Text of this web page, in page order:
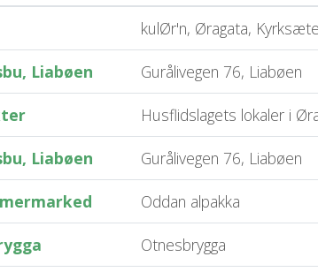
kulØr'n, Øragata,
Liabøen Gurålivegen 76, Liabøen
Husflidslagets lokaler i
Liabøen Gurålivegen 76, Liabøen
Oddan alpakka
Otnesbrygga